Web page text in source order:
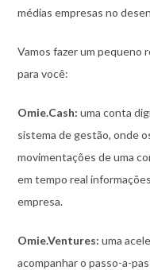
médias empresas no
Vamos fazer um pequeno
para você:
Omie.Cash: uma conta
sistema de gestão, onde
movimentações de uma
em tempo real
empresa.
Omie.Ventures: uma
acompanhar o passo-a-